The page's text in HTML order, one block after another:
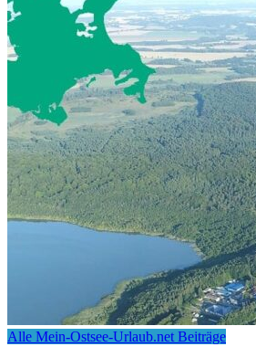
Alle Mein-Ostsee-Urlaub.net Beiträge